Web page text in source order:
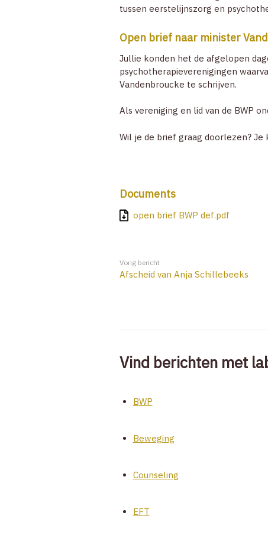
tussen eerstelijnszorg en
Open brief naar minister
Jullie konden het de afgelopen
psychotherapieverenigingen
Vandenbroucke te schrijven.
Als vereniging en lid van de BWP
Wil je de brief graag doorlezen?
Documents
open brief BWP def.pdf
Vorig bericht
Afscheid van Anja Schillebeeks
Vind berichten met
BWP
Beweging
Counseling
EFT